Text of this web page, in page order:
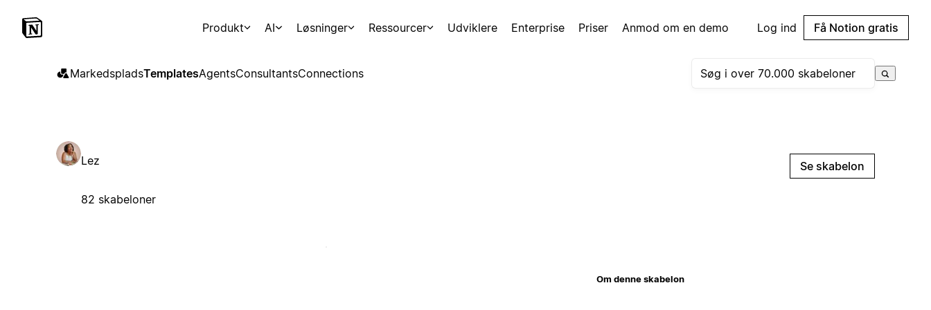
Produkt AI Løsninger Ressourcer Udviklere Enterprise Priser Anmod om en demo Log ind Få Notion gratis
MarkedspladsTemplatesAgentsConsultantsConnections
Lez
82 skabeloner
Se skabelon
Om denne skabelon